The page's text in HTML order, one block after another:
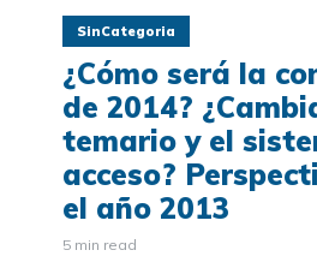
SinCategoria
¿Cómo será la
de 2014?
temario y el
acceso?
el año 2013
5 min read